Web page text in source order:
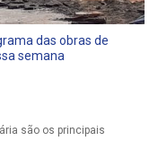
das obras de
semana
são os principais